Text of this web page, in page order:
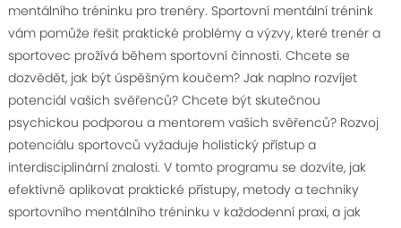
mentálního tréninku pro trenéry. Sportovní mentální trénink
vám pomůže řešit praktické problémy a výzvy, které trenér a
sportovec prožívá během sportovní činnosti. Chcete se
dozvědět, jak být úspěšným koučem? Jak naplno rozvíjet
potenciál vašich svěřenců? Chcete být skutečnou
psychickou podporou a mentorem vašich svěřenců? Rozvoj
potenciálu sportovců vyžaduje holistický přístup a
interdisciplinární znalosti. V tomto programu se dozvíte, jak
efektivně aplikovat praktické přístupy, metody a techniky
sportovního mentálního tréninku v každodenní praxi, a jak